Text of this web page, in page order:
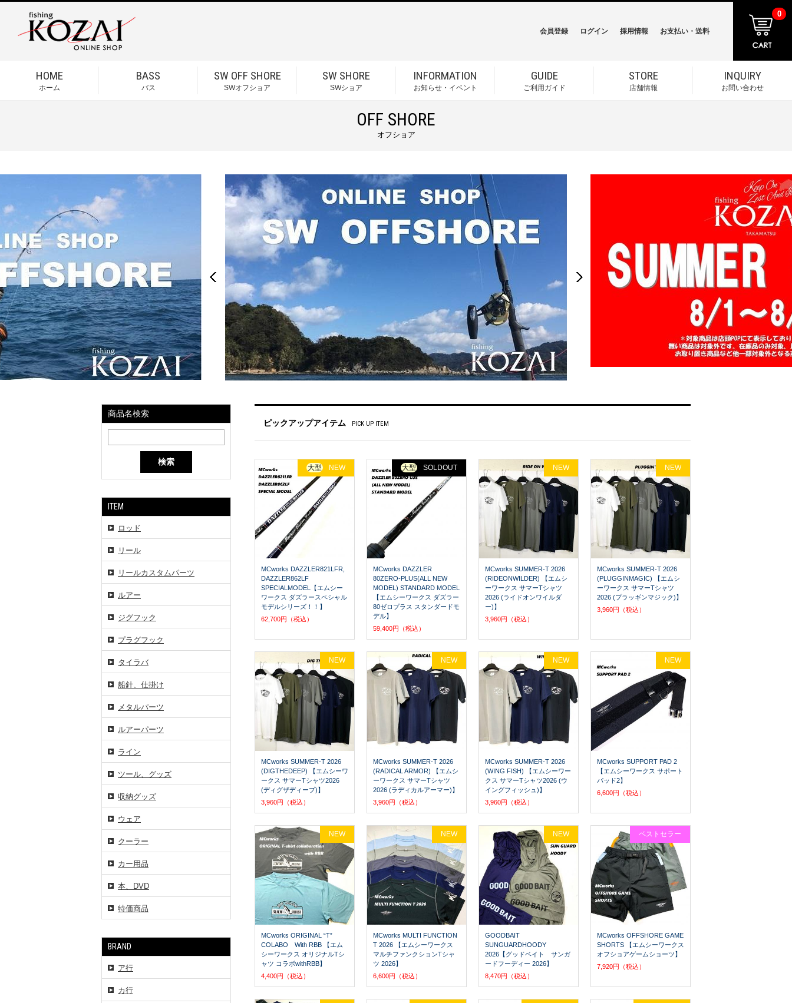
HOME
ホーム
BASS
バス
SW OFF SHORE
SWオフショア
SW SHORE
SWショア
INFORMATION
お知らせ・イベント
GUIDE
ご利用ガイド
STORE
店舗情報
INQUIRY
お問い合わせ
会員登録 ログイン 採用情報 お支払い・送料
0
OFF SHORE
オフショア
商品名検索
検索
ITEM
ロッド
リール
リールカスタムパーツ
ルアー
ジグフック
プラグフック
タイラバ
船針、仕掛け
メタルパーツ
ルアーパーツ
ライン
ツール、グッズ
収納グッズ
ウェア
クーラー
カー用品
本、DVD
特価商品
BRAND
ア行
カ行
ピックアップアイテム PICK UP ITEM
MCworks DAZZLER821LFR,
DAZZLER862LF
SPECIALMODEL【エムシー
ワークス ダズラースペシャル
モデルシリーズ！！】
62,700円（税込）
大型 NEW
MCworks DAZZLER
80ZERO-PLUS(ALL NEW
MODEL) STANDARD MODEL
【エムシーワークス ダズラー
80ゼロプラス スタンダードモ
デル】
59,400円（税込）
大型 SOLDOUT
MCworks SUMMER-T 2026
(RIDEONWILDER) 【エムシ
ーワークス サマーTシャツ
2026 (ライドオンワイルダ
ー)】
3,960円（税込）
NEW
MCworks SUMMER-T 2026
(PLUGGINMAGIC) 【エムシ
ーワークス サマーTシャツ
2026 (プラッギンマジック)】
3,960円（税込）
NEW
MCworks SUMMER-T 2026
(DIGTHEDEEP) 【エムシーワ
ークス サマーTシャツ2026
(ディグザディープ)】
3,960円（税込）
NEW
MCworks SUMMER-T 2026
(RADICAL ARMOR) 【エムシ
ーワークス サマーTシャツ
2026 (ラディカルアーマー)】
3,960円（税込）
NEW
MCworks SUMMER-T 2026
(WING FISH) 【エムシーワー
クス サマーTシャツ2026 (ウ
イングフィッシュ)】
3,960円（税込）
NEW
MCworks SUPPORT PAD 2
【エムシーワークス サポート
パッド2】
6,600円（税込）
NEW
MCworks ORIGINAL “T”
COLABO With RBB 【エム
シーワークス オリジナルTシ
ャツ コラボwithRBB】
4,400円（税込）
NEW
MCworks MULTI FUNCTION
T 2026 【エムシーワークス
マルチファンクションTシャ
ツ 2026】
6,600円（税込）
NEW
GOODBAIT
SUNGUARDHOODY
2026【グッドベイト サンガ
ードフーディー 2026】
8,470円（税込）
NEW
MCworks OFFSHORE GAME
SHORTS 【エムシーワークス
オフショアゲームショーツ】
7,920円（税込）
ベストセラー